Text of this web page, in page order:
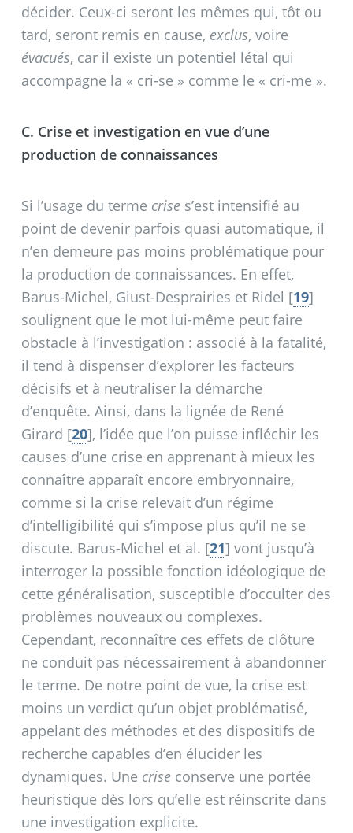
décider. Ceux-ci seront les mêmes qui, tôt ou
tard, seront remis en cause, exclus, voire
évacués, car il existe un potentiel létal qui
accompagne la « cri-se » comme le « cri-me ».
C. Crise et investigation en vue d’une
production de connaissances
Si l’usage du terme crises’est intensifié au
point de devenir parfois quasi automatique, il
n’en demeure pas moins problématique pour
la production de connaissances. En effet,
Barus-Michel, Giust-Desprairies et Ridel [19]
soulignent que le mot lui-même peut faire
obstacle à l’investigation : associé à la fatalité,
il tend à dispenser d’explorer les facteurs
décisifs et à neutraliser la démarche
d’enquête. Ainsi, dans la lignée de René
Girard [20], l’idée que l’on puisse infléchir les
causes d’une crise en apprenant à mieux les
connaître apparaît encore embryonnaire,
comme si la crise relevait d’un régime
d’intelligibilité qui s’impose plus qu’il ne se
discute. Barus-Michel et al. [21] vont jusqu’à
interroger la possible fonction idéologique de
cette généralisation, susceptible d’occulter des
problèmes nouveaux ou complexes.
Cependant, reconnaître ces effets de clôture
ne conduit pas nécessairement à abandonner
le terme. De notre point de vue, la crise est
moins un verdict qu’un objet problématisé,
appelant des méthodes et des dispositifs de
recherche capables d’en élucider les
dynamiques. Une crise conserve une portée
heuristique dès lors qu’elle est réinscrite dans
une investigation explicite.